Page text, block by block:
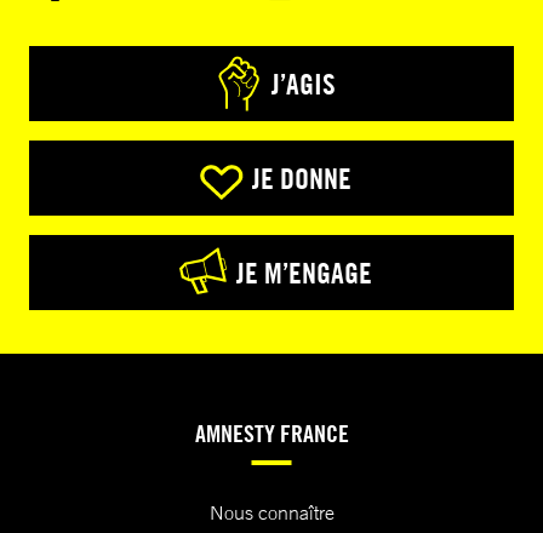
J’AGIS
JE DONNE
JE M’ENGAGE
AMNESTY FRANCE
Nous connaître